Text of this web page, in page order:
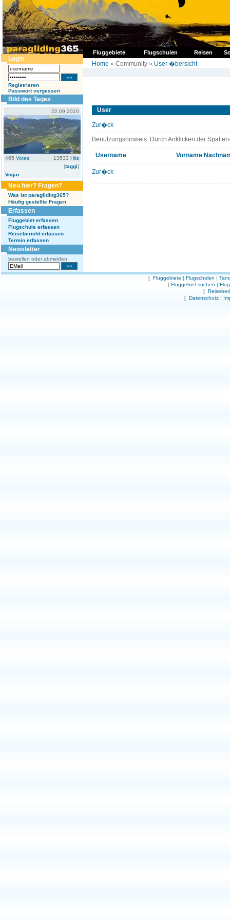
Fluggebiete Flugschulen Reisen
Login
Registrieren
Passwort vergessen
Bild des Tages
22.09.2020
465 Votes 13533 Hits
[taggi]
Vogar
Neu hier? Fragen?
Was ist paragliding365?
Häufig gestellte Fragen
Erfassen
Fluggebiet erfassen
Flugschule erfassen
Reisebericht erfassen
Termin erfassen
Newsletter
bestellen oder abmelden
Home » Community » User �bersicht
User
Zur�ck
Benutzungshinweis: Durch Anklicken der
Username Vorname
Zur�ck
[ Fluggebiete | Flugschulen |
[ Fluggebiet suchen |
[
[ Datenschutz |